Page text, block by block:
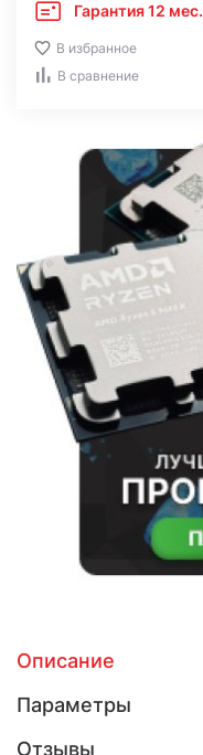
Гарантия 12 мес.
В избранное
В сравнение
Описание
Параметры
Отзывы